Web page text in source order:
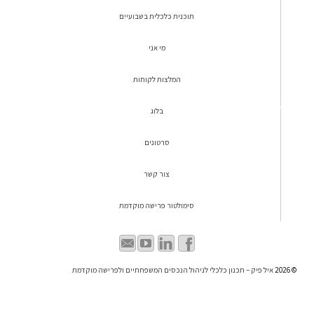
תוכנית כלכלית בשבועיים
מי אני
המלצות לקוחות
בלוג
סרטונים
צור קשר
סימולטור פרישה מוקדמת
© 2026 איל פיק – תכנון כלכלי לניהול הנכסים המשפחתיים ולפרישה מוקדמת